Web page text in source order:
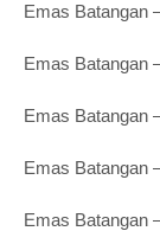
Emas
Emas
Emas
Emas
Emas